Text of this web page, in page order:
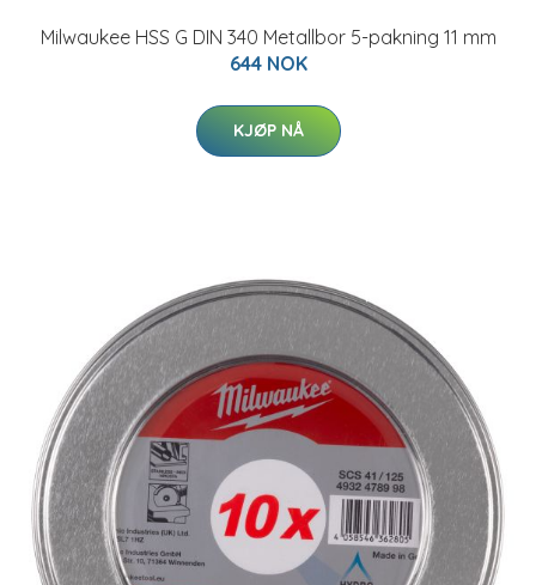
Milwaukee HSS G DIN 340 Metallbor 5-pakning 11 mm
644 NOK
KJØP NÅ